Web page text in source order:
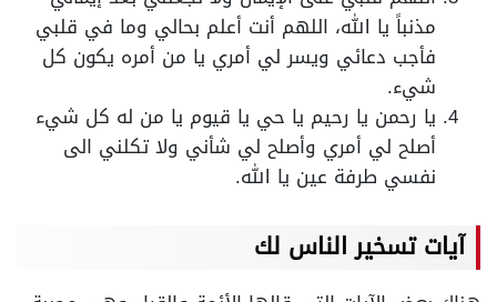
مذنباً يا الله، اللهم أنت أعلم بحالي وما في قلبي
فأجب دعائي ويسر لي أمري يا من أمره يكون كل
شيء.
يا رحمن يا رحيم يا حي يا قيوم يا من له كل شيء
أصلح لي أمري وأصلح لي شأني ولا تكلني الى
نفسي طرفة عين يا الله.
آيات تسخير الناس لك